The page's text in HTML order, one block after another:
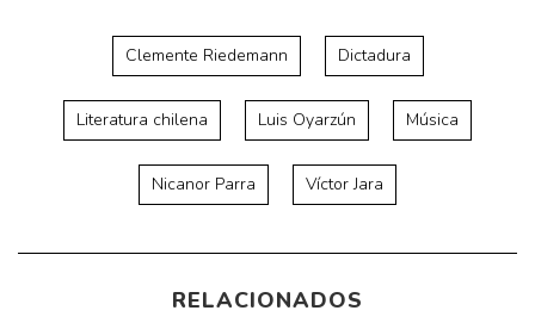
Clemente Riedemann Dictadura
Literatura chilena Luis Oyarzún Música
Nicanor Parra Víctor Jara
RELACIONADOS